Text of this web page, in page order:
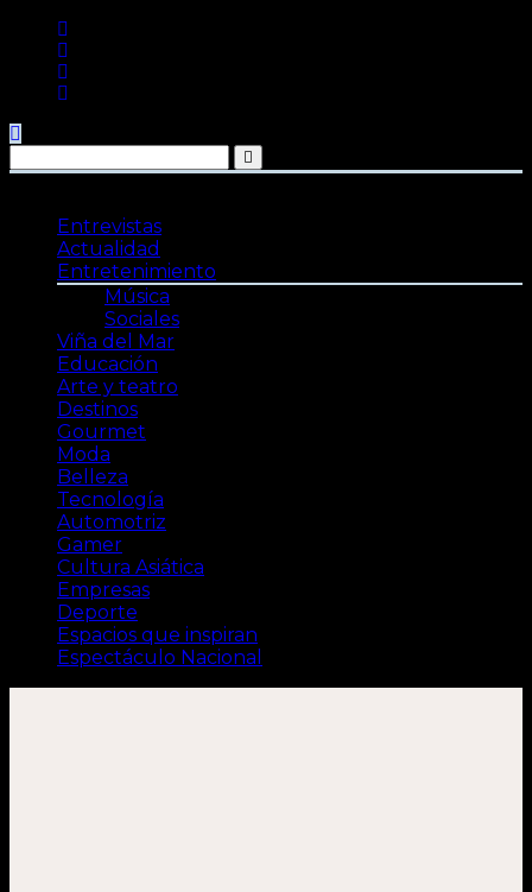
contenido
Entrevistas
Actualidad
Entretenimiento
Música
Sociales
Viña del Mar
Educación
Arte y teatro
Destinos
Gourmet
Moda
Belleza
Tecnología
Automotriz
Gamer
Cultura Asiática
Empresas
Deporte
Espacios que inspiran
Espectáculo Nacional